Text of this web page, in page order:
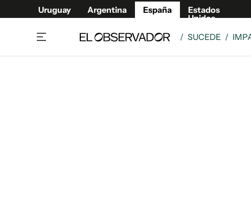
Uruguay Argentina España
Estados
Unidos
/ SUCEDE /